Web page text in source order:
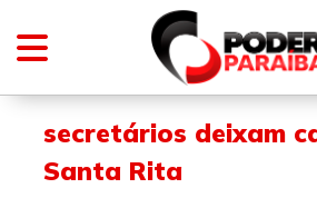
secretários deixam
Santa Rita